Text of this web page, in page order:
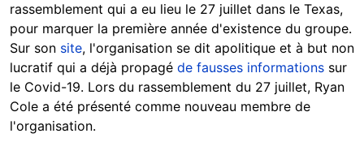
rassemblement qui a eu lieu le 27 juillet dans le Texas,
pour marquer la première année d'existence du groupe.
Sur son site, l'organisation se dit apolitique et à but non
lucratif qui a déjà propagé de fausses informations sur
le Covid-19. Lors du rassemblement du 27 juillet, Ryan
Cole a été présenté comme nouveau membre de
l'organisation.